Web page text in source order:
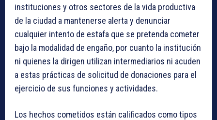
instituciones y otros sectores de la vida productiva
de la ciudad a mantenerse alerta y denunciar
cualquier intento de estafa que se pretenda cometer
bajo la modalidad de engaño, por cuanto la institución
ni quienes la dirigen utilizan intermediarios ni acuden
a estas prácticas de solicitud de donaciones para el
ejercicio de sus funciones y actividades.
Los hechos cometidos están calificados como tipos